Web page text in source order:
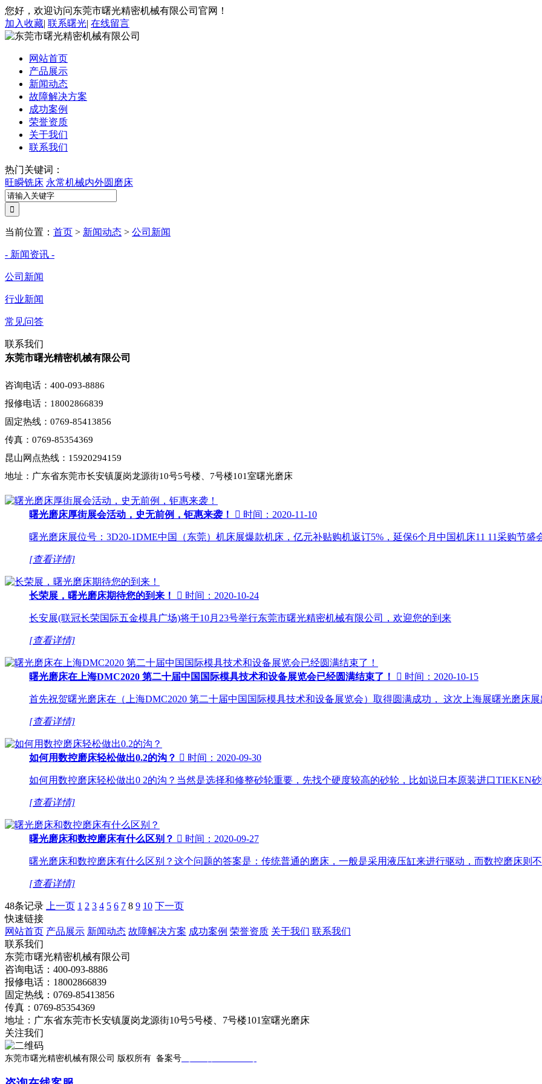
您好，欢迎访问东莞市曙光精密机械有限公司官网！
加入收藏| 联系曙光| 在线留言
网站首页
产品展示
新闻动态
故障解决方案
成功案例
荣誉资质
关于我们
联系我们
热门关键词：
旺瞬铣床 永常机械内外圆磨床
当前位置： 首页 > 新闻动态 > 公司新闻
- 新闻资讯 -
公司新闻
行业新闻
常见问答
联系我们
东莞市曙光精密机械有限公司
咨询电话：400-093-8886
报修电话：18002866839
固定热线：0769-85413856
传真：0769-85354369
昆山网点热线：15920294159
地址：广东省东莞市长安镇厦岗龙源街10号5号楼、7号楼101室曙光磨床
曙光磨床厚街展会活动，史无前例，钜惠来袭！  时间：2020-11-10
曙光磨床展位号：3D20-1DME中国（东莞）机床展爆款机床，亿元补贴购机返订5%，延保6个月中国机床11 11采购节盛
[查看详情]
长荣展，曙光磨床期待您的到来！  时间：2020-10-24
长安展(联冠长荣国际五金模具广场)将于10月23号举行东莞市曙光精密机械有限公司，欢迎您的到来
[查看详情]
曙光磨床在上海DMC2020 第二十届中国国际模具技术和设备展览会已经圆满结束了！  时间：2020-10-15
首先祝贺曙光磨床在（上海DMC2020 第二十届中国国际模具技术和设备展览会）取得圆满成功， 这次上海展曙光磨床
[查看详情]
如何用数控磨床轻松做出0.2的沟？  时间：2020-09-30
如何用数控磨床轻松做出0 2的沟？当然是选择和修整砂轮重要，先找个硬度较高的砂轮，比如说日本原装进口TIEKEN
[查看详情]
曙光磨床和数控磨床有什么区别？  时间：2020-09-27
曙光磨床和数控磨床有什么区别？这个问题的答案是：传统普通的磨床，一般是采用液压缸来进行驱动，而数控磨床则
[查看详情]
48条记录 上一页 1 2 3 4 5 6 7 8 9 10 下一页
快速链接
网站首页 产品展示 新闻动态 故障解决方案 成功案例 荣誉资质 关于我们 联系我们
联系我们
东莞市曙光精密机械有限公司
咨询电话：400-093-8886
报修电话：18002866839
固定热线：0769-85413856
传真：0769-85354369
地址：广东省东莞市长安镇厦岗龙源街10号5号楼、7号楼101室曙光磨床
关注我们
东莞市曙光精密机械有限公司 版权所有 备案号